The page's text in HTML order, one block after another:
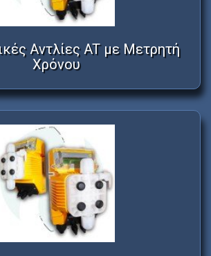
Αντλίες AT με Μετρητή
Χρόνου